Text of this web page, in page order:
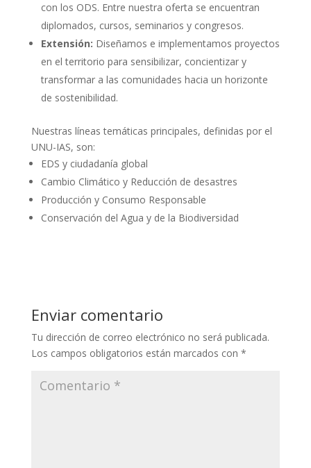
con los ODS. Entre nuestra oferta se encuentran
diplomados, cursos, seminarios y congresos.
Extensión: Diseñamos e implementamos proyectos
en el territorio para sensibilizar, concientizar y
transformar a las comunidades hacia un horizonte
de sostenibilidad.
Nuestras líneas temáticas principales, definidas por el
UNU-IAS, son:
EDS y ciudadanía global
Cambio Climático y Reducción de desastres
Producción y Consumo Responsable
Conservación del Agua y de la Biodiversidad
Enviar comentario
Tu dirección de correo electrónico no será publicada.
Los campos obligatorios están marcados con *